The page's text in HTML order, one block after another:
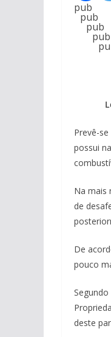
pub
pub
pub
pub
Prevê-
possui
Na mais
de
De
pouco
deste